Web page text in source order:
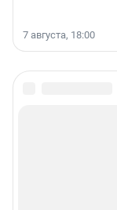
7 августа, 18:00